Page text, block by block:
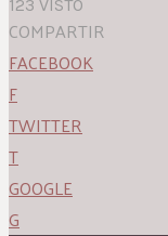
123 VISTO
COMPARTIR
FACEBOOK
F
TWITTER
T
GOOGLE
G